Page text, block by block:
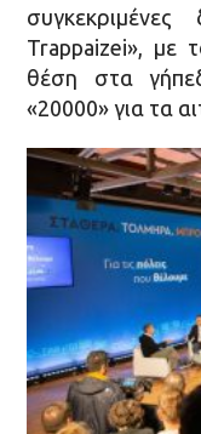
Trappaizei», με
θέση στα
«20000» για τα